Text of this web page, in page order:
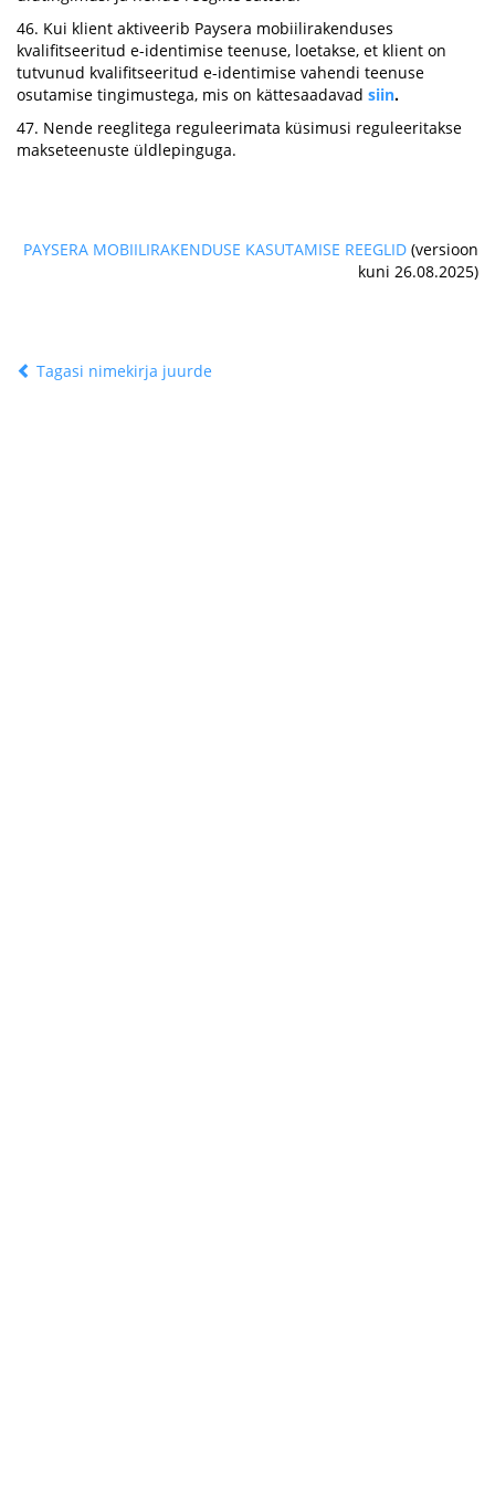
46. Kui klient aktiveerib Paysera mobiilirakenduses
kvalifitseeritud e-identimise teenuse, loetakse, et klient on
tutvunud kvalifitseeritud e-identimise vahendi teenuse
osutamise tingimustega, mis on kättesaadavad siin.
47. Nende reeglitega reguleerimata küsimusi reguleeritakse
makseteenuste üldlepinguga.
PAYSERA MOBIILIRAKENDUSE KASUTAMISE REEGLID (versioon
kuni 26.08.2025)
Tagasi nimekirja juurde